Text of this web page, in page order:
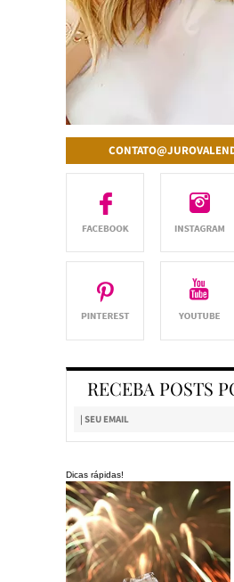
RECEBA POSTS
Dicas rápidas!